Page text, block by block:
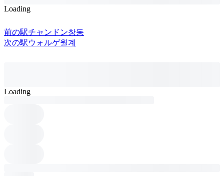
Loading
前の駅チャンドン창동
次の駅ウォルゲ월계
Loading